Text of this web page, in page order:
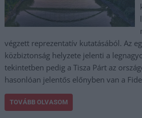
végzett reprezentatív kutatásából. Az
közbiztonság helyzete jelenti a
tekintetben pedig a Tisza Párt az
hasonlóan jelentős előnyben van a
TOVÁBB OLVASOM